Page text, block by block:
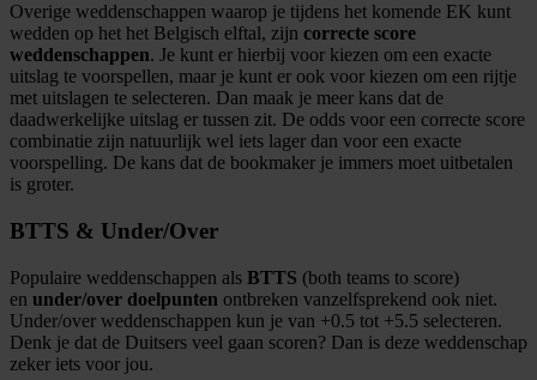
Overige weddenschappen waarop je tijdens het komende EK kunt
wedden op het het Belgisch elftal, zijn correcte score
weddenschappen. Je kunt er hierbij voor kiezen om een exacte
uitslag te voorspellen, maar je kunt er ook voor kiezen om een rijtje
met uitslagen te selecteren. Dan maak je meer kans dat de
daadwerkelijke uitslag er tussen zit. De odds voor een correcte score
combinatie zijn natuurlijk wel iets lager dan voor een exacte
voorspelling. De kans dat de bookmaker je immers moet uitbetalen
is groter.
BTTS & Under/Over
Populaire weddenschappen als BTTS (both teams to score)
en under/over doelpunten ontbreken vanzelfsprekend ook niet.
Under/over weddenschappen kun je van +0.5 tot +5.5 selecteren.
Denk je dat de Duitsers veel gaan scoren? Dan is deze weddenschap
zeker iets voor jou.